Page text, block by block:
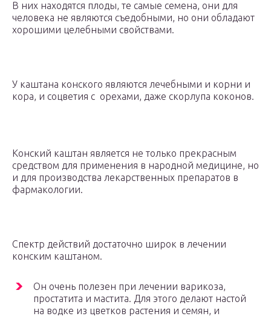
В них находятся плоды, те самые семена, они для
человека не являются съедобными, но они обладают
хорошими целебными свойствами.
У каштана конского являются лечебными и корни и
кора, и соцветия с орехами, даже скорлупа коконов.
Конский каштан является не только прекрасным
средством для применения в народной медицине, но
и для производства лекарственных препаратов в
фармакологии.
Спектр действий достаточно широк в лечении
конским каштаном.
Он очень полезен при лечении варикоза,
простатита и мастита. Для этого делают настой
на водке из цветков растения и семян, и